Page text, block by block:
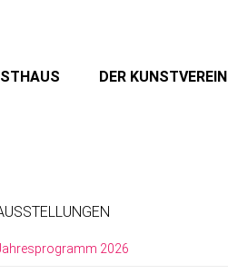
DER KUNSTVEREIN
2026